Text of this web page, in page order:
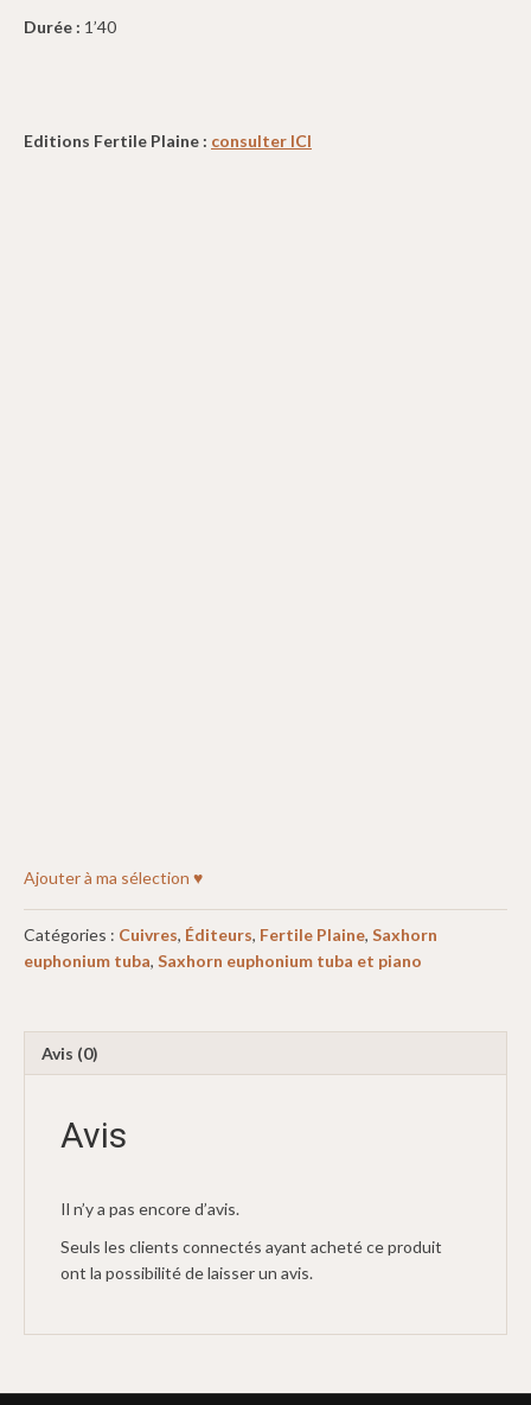
Durée : 1’40
Editions Fertile Plaine : consulter ICI
Ajouter à ma sélection ♥
Catégories : Cuivres, Éditeurs, Fertile Plaine, Saxhorn
euphonium tuba, Saxhorn euphonium tuba et piano
Avis (0)
Avis
Il n’y a pas encore d’avis.
Seuls les clients connectés ayant acheté ce produit
ont la possibilité de laisser un avis.